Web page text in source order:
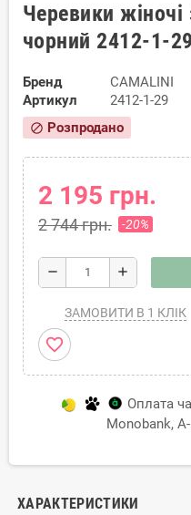
Черевики
чорний 2412-1-29
Бренд
CAMALINI
Артикул
2412-1-29
block Розпродано
2 195 грн.
2 744 грн. -20%
remove add
ЗАМОВИТИ В 1 КЛІК
favorite_border
Оплата
Monobank,
ХАРАКТЕРИСТИКИ